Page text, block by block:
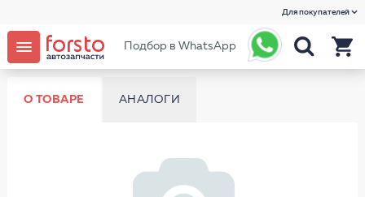
Для покупателей
Подбор в WhatsApp
О ТОВАРЕ АНАЛОГИ